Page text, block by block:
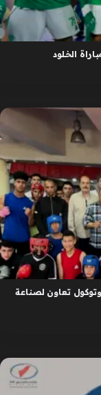
الخلود
تعاون لصناعة